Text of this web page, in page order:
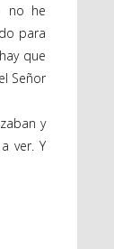
no he
para
que
Señor
y
ver. Y